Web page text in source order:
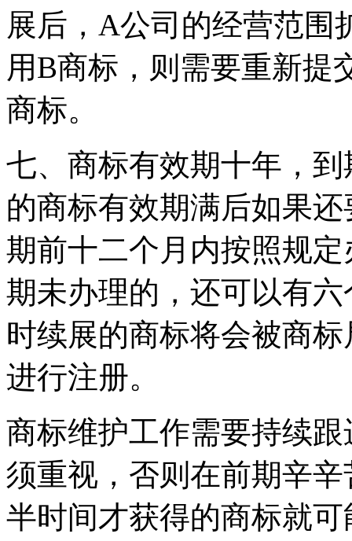
展后，A公司的经营范围
用B商标，则需要重新提
商标。
七、商标有效期十年，
的商标有效期满后如果
期前十二个月内按照规
期未办理的，还可以有
时续展的商标将会被商
进行注册。
商标维护工作需要持续
须重视，否则在前期辛
半时间才获得的商标就